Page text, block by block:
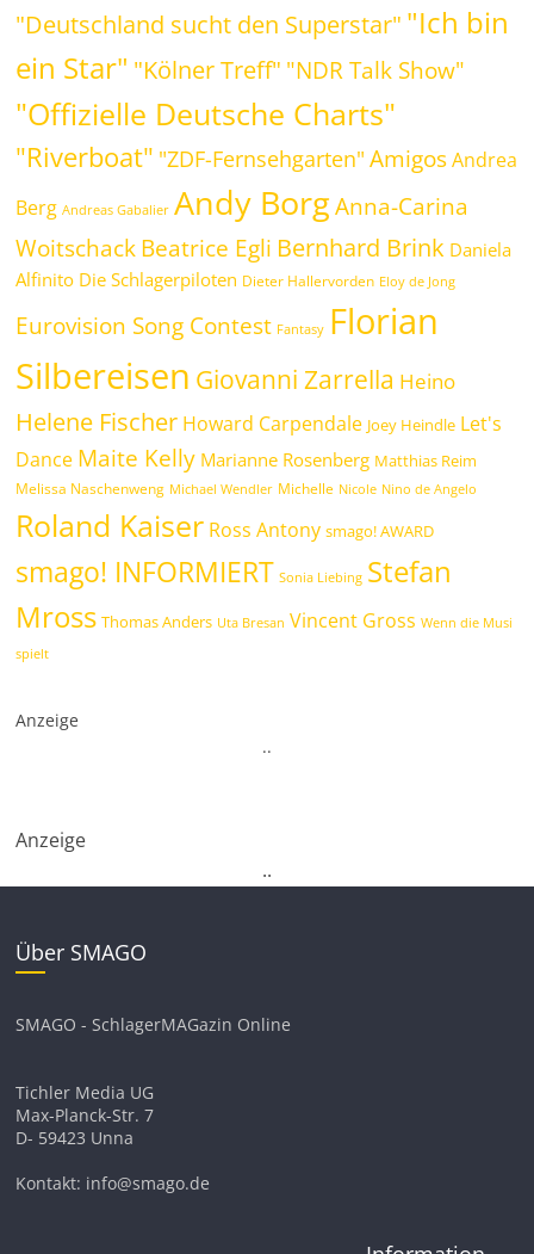
"Deutschland sucht den Superstar" "Ich bin
ein Star" "Kölner Treff" "NDR Talk Show"
"Offizielle Deutsche Charts"
"Riverboat" "ZDF-Fernsehgarten" Amigos Andrea
Berg Andreas Gabalier Andy Borg Anna-Carina
WoitschackBeatrice Egli Bernhard Brink Daniela
Alfinito Die Schlagerpiloten Dieter Hallervorden Eloy de Jong
Eurovision Song Contest Fantasy Florian
Silbereisen Giovanni Zarrella Heino
Helene Fischer Howard Carpendale Joey Heindle Let's
Dance Maite Kelly Marianne Rosenberg Matthias Reim
Melissa Naschenweng Michael Wendler Michelle Nicole Nino de Angelo
Roland Kaiser Ross Antony smago! AWARD
smago! INFORMIERT Sonia Liebing Stefan
Mross Thomas Anders Uta Bresan Vincent Gross Wenn die Musi
spielt
Anzeige
..
Anzeige
..
Über SMAGO
SMAGO - SchlagerMAGazin Online
Tichler Media UG
Max-Planck-Str. 7
D- 59423 Unna
Kontakt: info@smago.de